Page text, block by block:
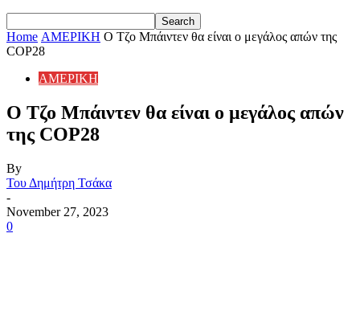
Home ΑΜΕΡΙΚΗ Ο Τζο Μπάιντεν θα είναι ο μεγάλος απών της
COP28
ΑΜΕΡΙΚΗ
Ο Τζο Μπάιντεν θα είναι ο μεγάλος απών
της COP28
By
Του Δημήτρη Τσάκα
-
November 27, 2023
0